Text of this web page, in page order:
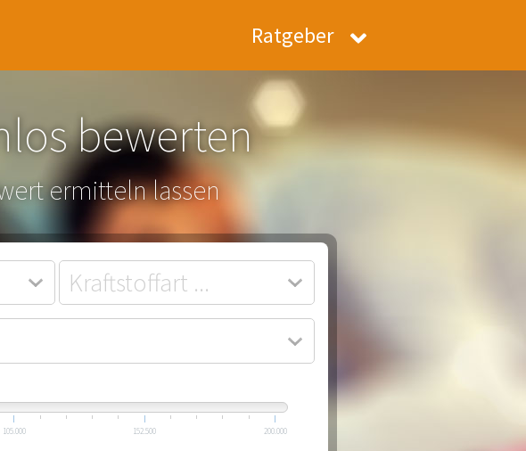
Ratgeber
bewerten
ermitteln lassen
105.000 152.500 200.000